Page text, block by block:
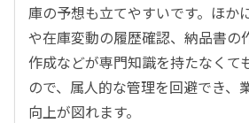
庫の予想も立てやすいです。ほか
や在庫変動の履歴確認、納品書の
作成などが専門知識を持たなくて
ので、属人的な管理を回避でき、
向上が図れます。